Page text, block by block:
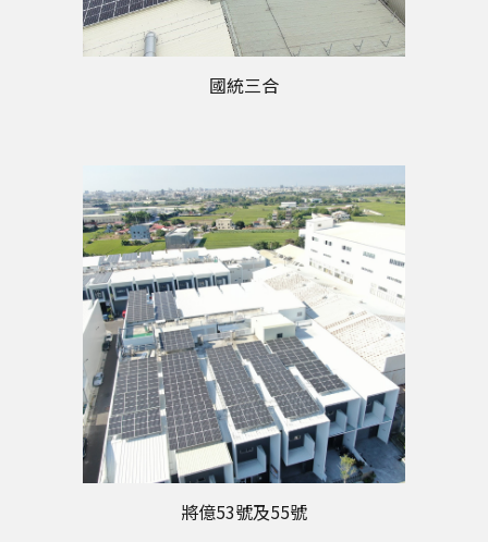
國統三合
將億53號及55號